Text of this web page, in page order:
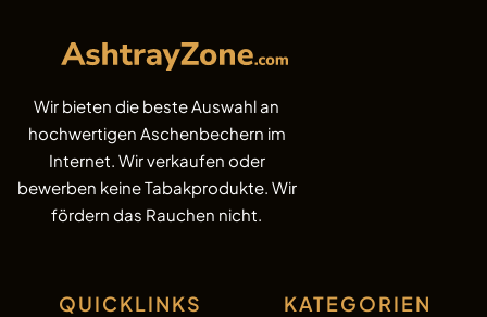
QUICKLINKS KATEGORIEN
Wir bieten die beste Auswahl an
hochwertigen Aschenbechern im
Internet. Wir verkaufen oder
bewerben keine Tabakprodukte. Wir
fördern das Rauchen nicht.